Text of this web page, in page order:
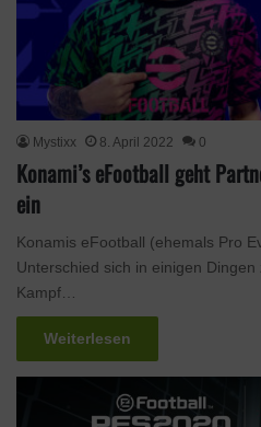
Mystixx 8. April 2022 0
Konami’s eFootball geht
ein
Konamis eFootball (ehemals Pro
Unterschied sich in einigen Dingen
Kampf…
Weiterlesen